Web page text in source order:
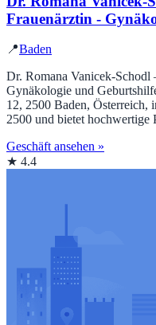
Frauenärztin -
📍Baden
Dr. Romana Vanicek-
Gynäkologie und
12, 2500 Baden, Österreich,
2500 und bietet hochwertige
Geschäft ansehen »
★ 4.4